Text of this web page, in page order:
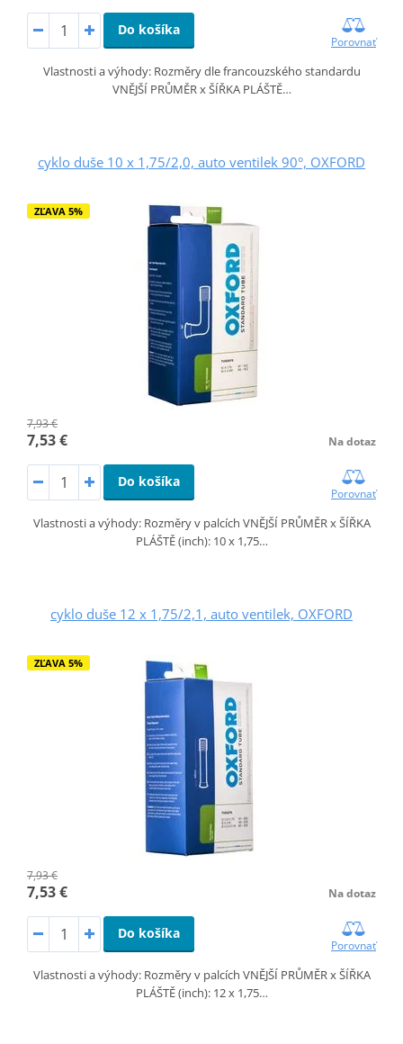
Do košíka
Porovnať
Vlastnosti a výhody: Rozměry dle francouzského standardu
VNĚJŠÍ PRŮMĚR x ŠÍŘKA PLÁŠTĚ…
cyklo duše 10 x 1,75/2,0, auto ventilek 90°, OXFORD
ZĽAVA 5%
7,93 €
7,53 € Na dotaz
Do košíka
Porovnať
Vlastnosti a výhody: Rozměry v palcích VNĚJŠÍ PRŮMĚR x ŠÍŘKA
PLÁŠTĚ (inch): 10 x 1,75…
cyklo duše 12 x 1,75/2,1, auto ventilek, OXFORD
ZĽAVA 5%
7,93 €
7,53 € Na dotaz
Do košíka
Porovnať
Vlastnosti a výhody: Rozměry v palcích VNĚJŠÍ PRŮMĚR x ŠÍŘKA
PLÁŠTĚ (inch): 12 x 1,75…